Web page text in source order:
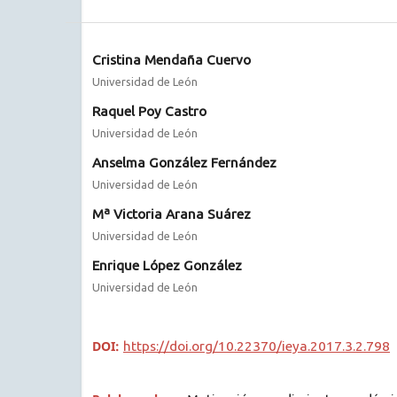
Cristina Mendaña Cuervo
Universidad de León
Raquel Poy Castro
Universidad de León
Anselma González Fernández
Universidad de León
Mª Victoria Arana Suárez
Universidad de León
Enrique López González
Universidad de León
DOI: https://doi.org/10.22370/ieya.2017.3.2.798